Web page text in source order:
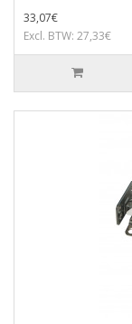
33,07€
Excl. BTW: 27,33€